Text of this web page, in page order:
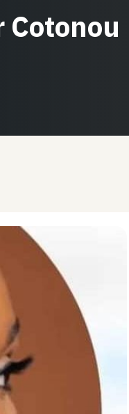
Cotonou